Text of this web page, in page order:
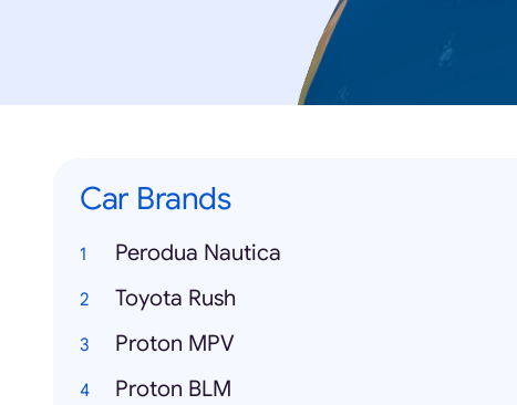
Car Brands
Perodua Nautica
Toyota Rush
Proton MPV
Proton BLM